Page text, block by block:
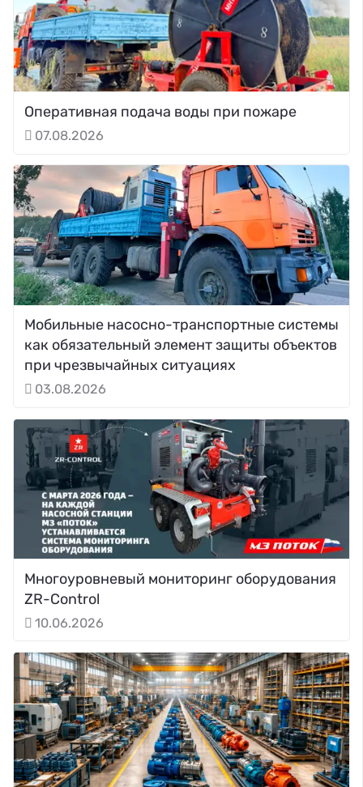
Оперативная подача воды при пожаре
07.08.2026
Мобильные насосно-транспортные системы
как обязательный элемент защиты объектов
при чрезвычайных ситуациях
03.08.2026
Многоуровневый мониторинг оборудования
ZR-Control
10.06.2026